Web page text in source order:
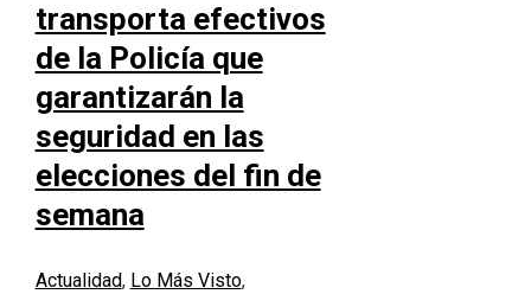
transporta efectivos
de la Policía que
garantizarán la
seguridad en las
elecciones del fin de
semana
Actualidad, Lo Más Visto,